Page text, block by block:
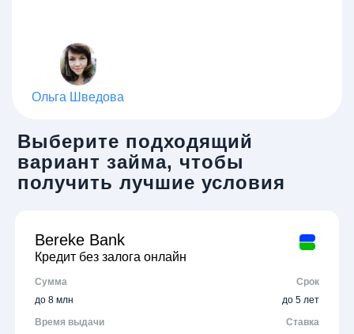
Ольга Шведова
Выберите подходящий
вариант займа, чтобы
получить лучшие условия
Bereke Bank
Кредит без залога онлайн
Сумма
Срок
до 8 млн
до 5 лет
Время выдачи
Ставка